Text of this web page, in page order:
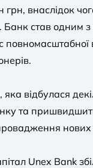
грн, внаслідок
став одним
яка відбулася
та
нових
Unex Bank